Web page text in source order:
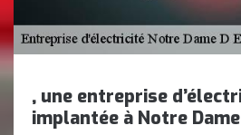
, une entreprise
implantée à Notre